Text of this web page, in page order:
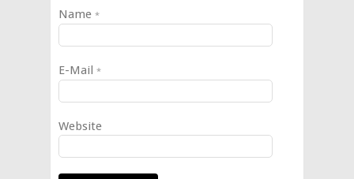
Name *
E-Mail *
Website